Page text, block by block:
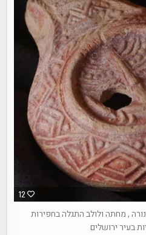
12
, מחתה ולולב התגלה בחפירות
בעיר ירושלים